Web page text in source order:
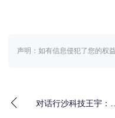
声明：如有信息侵犯了您的权
对话行沙科技王宇：用